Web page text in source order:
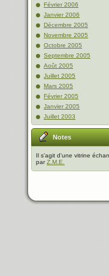
Février 2006
Janvier 2006
Décembre 2005
Novembre 2005
Octobre 2005
Septembre 2005
Août 2005
Juillet 2005
Mars 2005
Février 2005
Janvier 2005
Juillet 2003
Notes
Il s'agit d'une vitrine
parZ.M.E.